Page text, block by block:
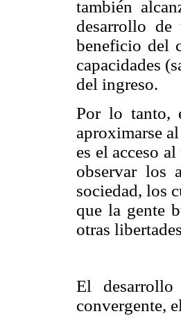
también
desarrollo
beneficio del
capacidades
del ingreso.
Por lo tanto,
aproximarse
es el acceso
observar los
sociedad, los
que la gente
otras
El
convergente,